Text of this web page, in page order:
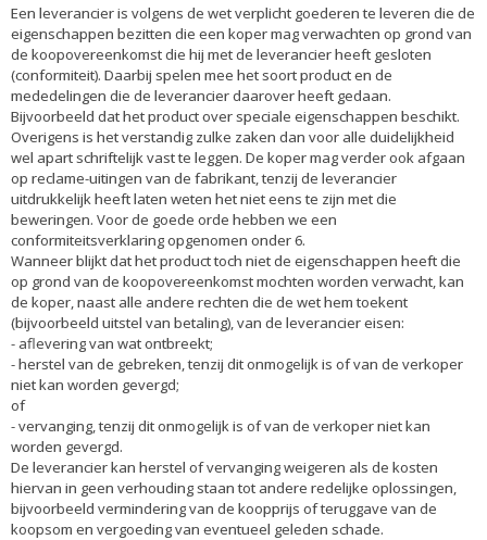
Een leverancier is volgens de wet verplicht goederen te leveren die de
eigenschappen bezitten die een koper mag verwachten op grond van
de koopovereenkomst die hij met de leverancier heeft gesloten
(conformiteit). Daarbij spelen mee het soort product en de
mededelingen die de leverancier daarover heeft gedaan.
Bijvoorbeeld dat het product over speciale eigenschappen beschikt.
Overigens is het verstandig zulke zaken dan voor alle duidelijkheid
wel apart schriftelijk vast te leggen. De koper mag verder ook afgaan
op reclame-uitingen van de fabrikant, tenzij de leverancier
uitdrukkelijk heeft laten weten het niet eens te zijn met die
beweringen. Voor de goede orde hebben we een
conformiteitsverklaring opgenomen onder 6.
Wanneer blijkt dat het product toch niet de eigenschappen heeft die
op grond van de koopovereenkomst mochten worden verwacht, kan
de koper, naast alle andere rechten die de wet hem toekent
(bijvoorbeeld uitstel van betaling), van de leverancier eisen:
- aflevering van wat ontbreekt;
- herstel van de gebreken, tenzij dit onmogelijk is of van de verkoper
niet kan worden gevergd;
of
- vervanging, tenzij dit onmogelijk is of van de verkoper niet kan
worden gevergd.
De leverancier kan herstel of vervanging weigeren als de kosten
hiervan in geen verhouding staan tot andere redelijke oplossingen,
bijvoorbeeld vermindering van de koopprijs of teruggave van de
koopsom en vergoeding van eventueel geleden schade.